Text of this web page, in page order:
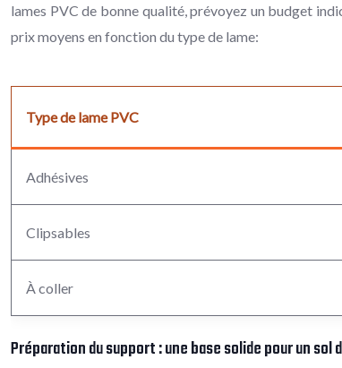
lames PVC de bonne qualité, prévoyez un budget
prix moyens en fonction du type de lame:
Type de lame PVC
Adhésives
Clipsables
À coller
Préparation du support : une base solide pour un sol